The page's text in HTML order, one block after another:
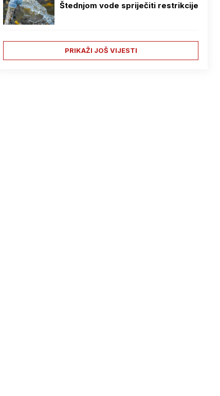
Štednjom vode spriječiti restrikcije
PRIKAŽI JOŠ VIJESTI